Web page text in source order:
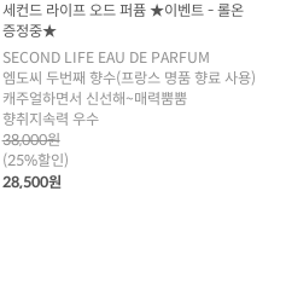
세컨드 라이프 오드 퍼퓸 ★이벤트 - 롤온
증정중★
SECOND LIFE EAU DE PARFUM
엠도씨 두번째 향수(프랑스 명품 향료 사용)
캐주얼하면서 신선해~매력뿜뿜
향취지속력 우수
38,000원
(25%할인)
28,500원